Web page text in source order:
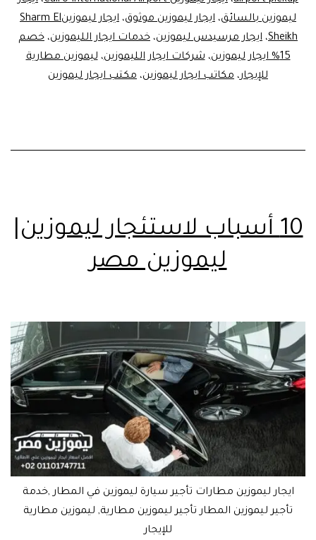
ليموزين بالسائق، ايجار ليموزين موثوق،
ايجار ليموزينSharm El
Sheikh، ايجار مرسيدس ليموزين، خدمات ايجار الليموزين، خصم
15% ايجار ليموزين
،شركات ايجار الليموزين،ليموزين مطارية
للإيجار، مكاتب ايجار ليموزين، مكتب ايجار ليموزين
10 أسباب لاستئجار ليموزين|
ليموزين مصر
ايجار ليموزين مطارات تأجير سيارة ليموزين في المطار ,خدمة
تأجير ليموزين المطار تأجير ليموزين مطارية, ليموزين مطارية
للإيجار